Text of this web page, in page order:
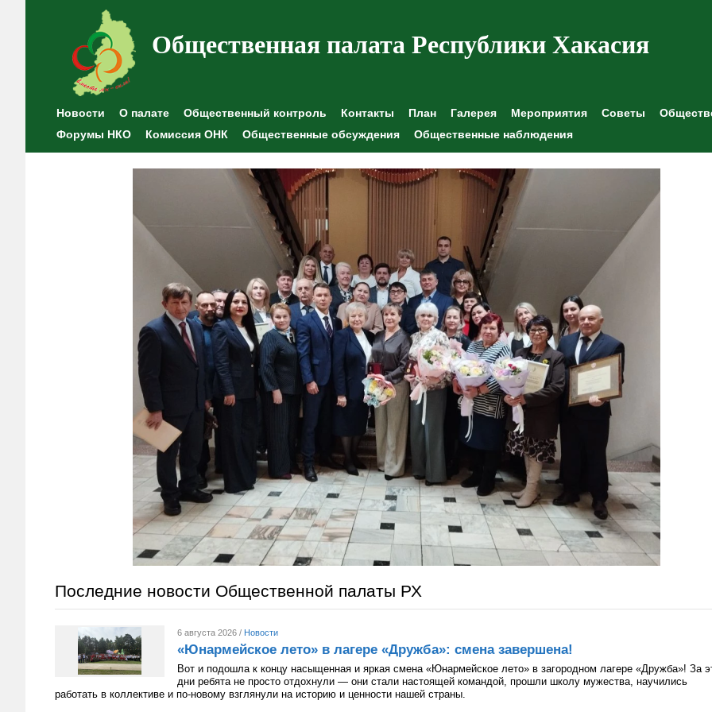
Общественная палата Республики Хакасия
Новости О палате Общественный контроль Контакты План Галерея Мероприятия Советы
Форумы НКО
Комиссия ОНК Общественные обсуждения Общественные наблюдения
Последние новости Общественной палаты РХ
6 августа 2026 / Новости
«Юнармейское лето» в лагере «Дружба»: смена завершена!
Вот и подошла к концу насыщенная и яркая смена «Юнармейское лето» в загородном лагере «Дружба»! За
дни ребята не просто отдохнули — они стали настоящей командой, прошли школу мужества, научились
работать в коллективе и по-новому взглянули на историю и ценности нашей страны.